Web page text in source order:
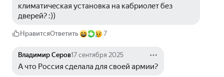
климатическая установка на кабриолет без
дверей? :))
НравитсяОтветить 7
Владимир Серов17 сентября 2025
А что Россия сделала для своей армии?